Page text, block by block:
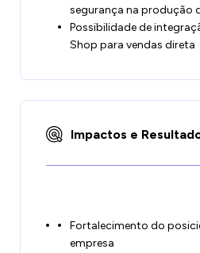
segurança na produção
Possibilidade de
Shop para vendas direta
Impactos e
Fortalecimento do
empresa